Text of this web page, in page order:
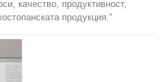
качество, продуктивност,
продукция.“